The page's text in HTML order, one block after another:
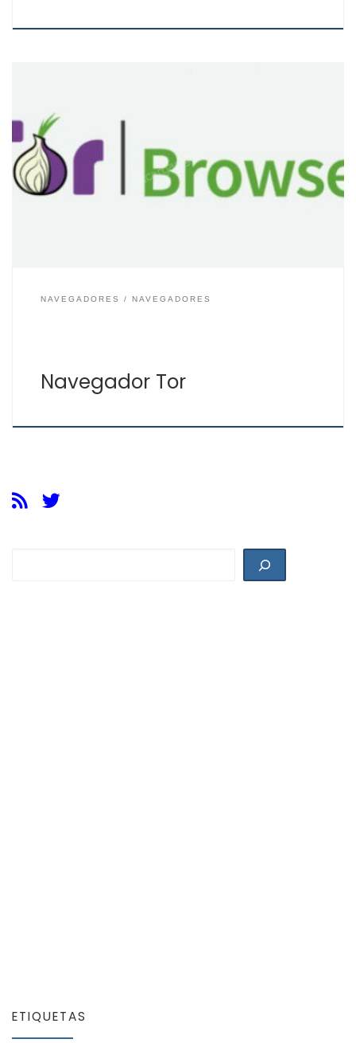
Seguro que has oído hablar de la Internet profunda
(Dark Web), de la Internet profunda (Deep Web) e
incluso de la Red Tor. Pues la Red Tor (The Onion
Router) es un proyecto para establecer
comunicaciones sobre Internet de modo anónimo y con
NAVEGADORES NAVEGADORES
Navegador Tor
ETIQUETAS